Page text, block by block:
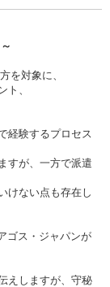
を対象に、
ト、
経験するプロセス
すが、一方で派遣
けない点も存在し
ゴス・ジャパンが
えしますが、守秘